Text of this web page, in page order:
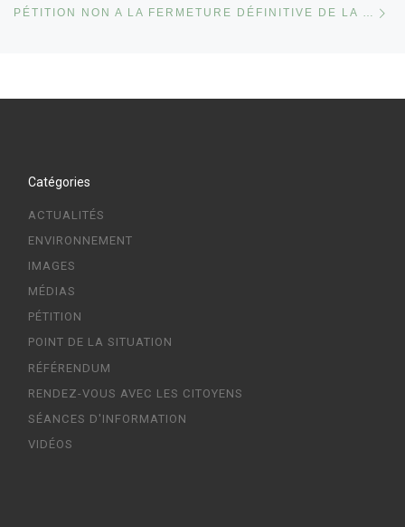
PÉTITION NON A LA FERMETURE DÉFINITIVE DE LA ROUTE DE FERNEY ET AU TRANSIT AUTOMOBILE DANS LES CHEMINS COMMUNAUX ET NON A L’ABATTAGE DES ARBRES DU CHAPEAU-DU-CURE
Catégories
ACTUALITÉS
ENVIRONNEMENT
IMAGES
MÉDIAS
PÉTITION
POINT DE LA SITUATION
RÉFÉRENDUM
RENDEZ-VOUS AVEC LES CITOYENS
SÉANCES D'INFORMATION
VIDÉOS